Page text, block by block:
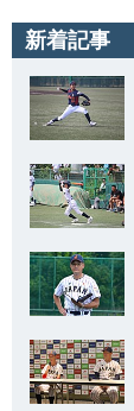
新着記事